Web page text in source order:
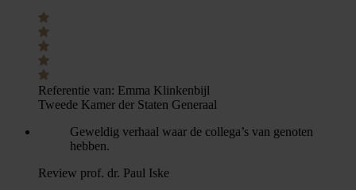
Referentie van: Emma Klinkenbijl
Tweede Kamer der Staten Generaal
Geweldig verhaal waar de collega’s van genoten
hebben.
Review prof. dr. Paul Iske